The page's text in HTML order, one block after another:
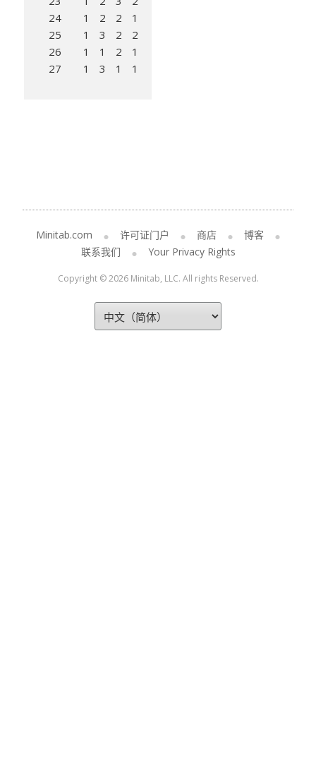
24
1 2 2
1
25
1 3 2
2
26
1 1 2
1
27
1 3 1 1
Minitab.com 许可证门户 商店
博客
联系我们
Your Privacy Rights
Copyright © 2026 Minitab, LLC. All rights Reserved.